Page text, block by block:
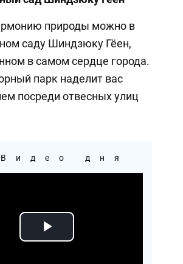
природы можно в
саду Шиндзюку Гёен,
в самом сердце города.
парк наделит вас
посреди отвесных улиц
дня
Play